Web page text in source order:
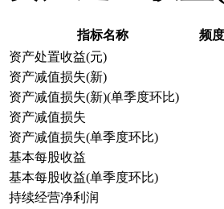
指标名称 频度
资产处置收益(元)
资产减值损失(新)
资产减值损失(新)(单季度环比)
资产减值损失
资产减值损失(单季度环比)
基本每股收益
基本每股收益(单季度环比)
持续经营净利润